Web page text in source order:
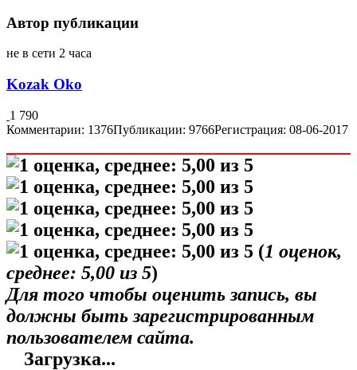
Автор публикации
не в сети 2 часа
Kozak Oko
1 790
Комментарии: 1376Публикации: 9766Регистрация: 08-06-2017
(1 оценок,
среднее: 5,00 из 5)
Для того чтобы оценить запись, вы
должны быть зарегистрированным
пользователем сайта.
Загрузка...